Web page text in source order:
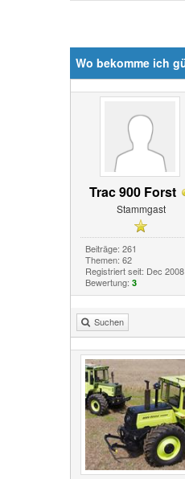
Wo bekomme ich
Trac 900 Forst
Stammgast
Beiträge: 261
Themen: 62
Registriert seit: Dec 2008
Bewertung: 3
Suchen